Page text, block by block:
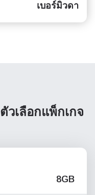
เบอร์มิวดา
ตัวเลือกแพ็กเกจ
8GB